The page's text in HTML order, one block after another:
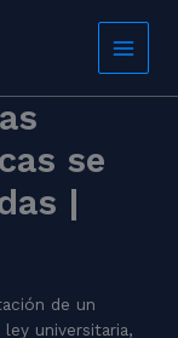
se
|
de un
universitaria,